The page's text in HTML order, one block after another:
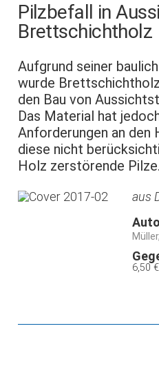
Pilzbefall in
Brettschichtholz
Aufgrund seiner
wurde
den Bau von
Das Material hat
Anforderungen an den
diese nicht
Holz zerstörende Pilze.
aus
6,50 €